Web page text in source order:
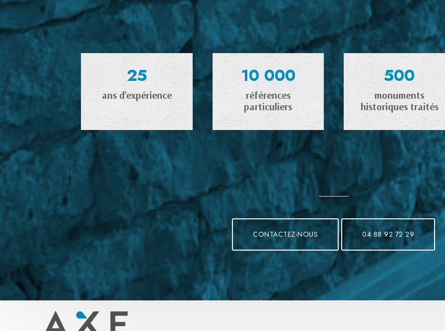
25
ans d'expérience
10 000
références
particuliers
500
monuments
historiques traités
CONTACTEZ-NOUS 04 88 92 72 29